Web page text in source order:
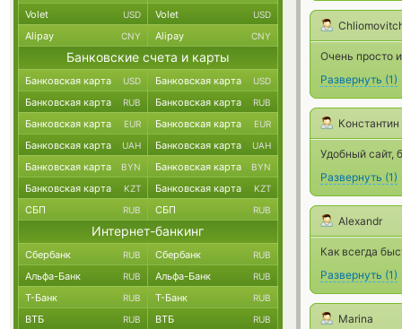
Очень просто
Развернуть (1)
Константин
Удобный сайт,
Развернуть (1)
Alexandr
Как всегда
Развернуть (1)
Marina
Volet USD Volet USD
Alipay CNY Alipay CNY
Банковские счета и карты
Банковская карта USD Банковская карта USD
Банковская карта RUB Банковская карта RUB
Банковская карта EUR Банковская карта EUR
Банковская карта UAH Банковская карта UAH
Банковская карта BYN Банковская карта BYN
Банковская карта KZT Банковская карта KZT
СБП RUB СБП RUB
Интернет-банкинг
Сбербанк RUB Сбербанк RUB
Альфа-Банк RUB Альфа-Банк RUB
Т-Банк RUB Т-Банк RUB
ВТБ RUB ВТБ RUB